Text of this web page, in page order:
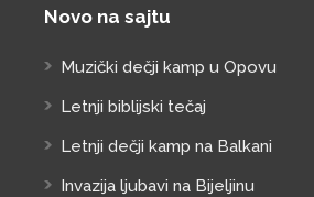
Novo na sajtu
Muzički dečji kamp u Opovu
Letnji biblijski tečaj
Letnji dečji kamp na Balkani
Invazija ljubavi na Bijeljinu